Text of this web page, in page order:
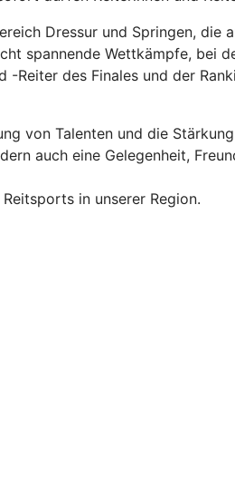
Dressur und Springen, die
spannende Wettkämpfe, bei
Reiter des Finales und der
von Talenten und die
auch eine Gelegenheit,
in unserer Region.